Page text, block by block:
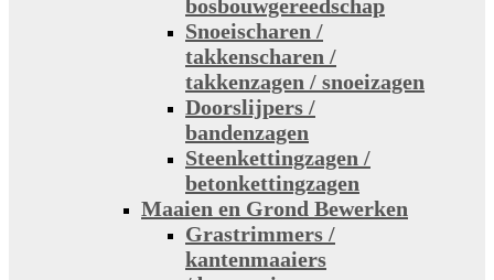
bosbouwgereedschap
Snoeischaren /
takkenscharen /
takkenzagen / snoeizagen
Doorslijpers /
bandenzagen
Steenkettingzagen /
betonkettingzagen
Maaien en Grond Bewerken
Grastrimmers /
kantenmaaiers